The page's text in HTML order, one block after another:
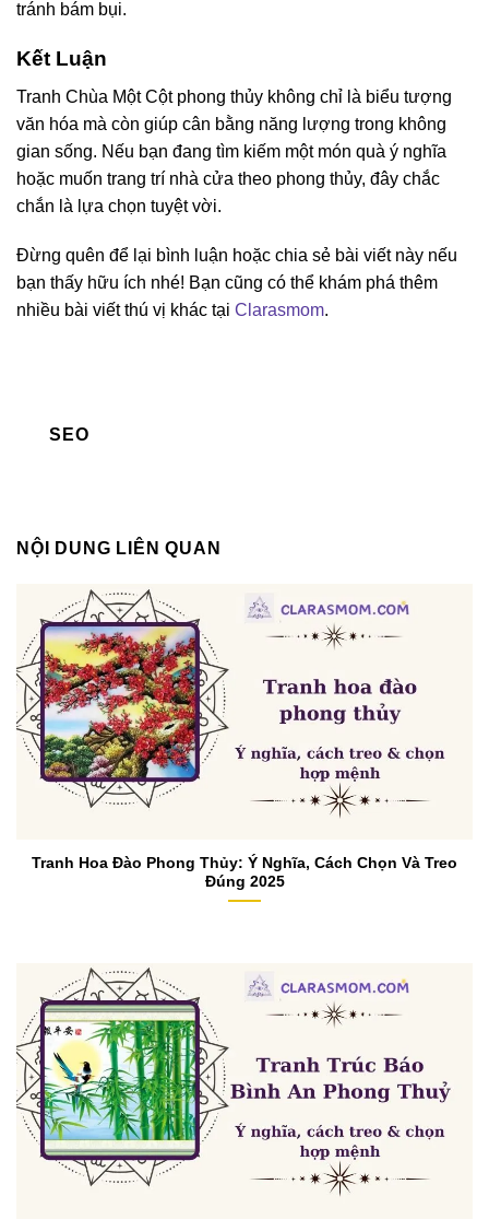
tránh bám bụi.
Kết Luận
Tranh Chùa Một Cột phong thủy không chỉ là biểu tượng
văn hóa mà còn giúp cân bằng năng lượng trong không
gian sống. Nếu bạn đang tìm kiếm một món quà ý nghĩa
hoặc muốn trang trí nhà cửa theo phong thủy, đây chắc
chắn là lựa chọn tuyệt vời.
Đừng quên để lại bình luận hoặc chia sẻ bài viết này nếu
bạn thấy hữu ích nhé! Bạn cũng có thể khám phá thêm
nhiều bài viết thú vị khác tại Clarasmom.
SEO
NỘI DUNG LIÊN QUAN
Tranh Hoa Đào Phong Thủy: Ý Nghĩa, Cách Chọn Và Treo
Đúng 2025